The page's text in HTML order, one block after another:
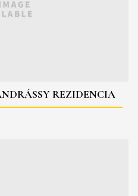
REZIDENCIA